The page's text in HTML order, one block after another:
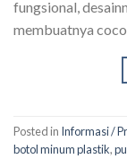
fungsional,
membuatnya
Posted in Informasi /
botol minum plastik,